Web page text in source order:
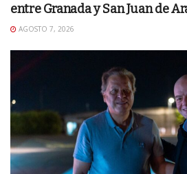
entre Granada y San Juan de
AGOSTO 7, 2026